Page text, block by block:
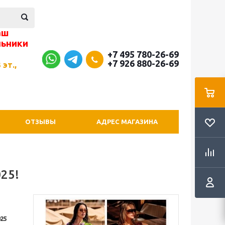
эт.,
+7 495 780-26-69
+7 926 880-26-69
ОТЗЫВЫ АДРЕС МАГАЗИНА